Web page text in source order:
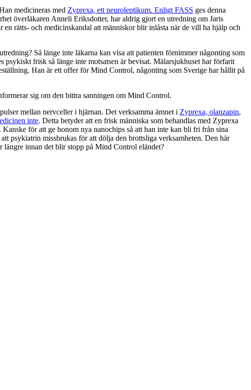
medicineras med Zyprexa, ett neuroleptikum. Enligt FASS ges denna
överläkaren Anneli Eriksdotter, har aldrig gjort en utredning om Jaris
rätts- och medicinskandal att människor blir inlåsta när de vill ha hjälp och
Så länge inte läkarna kan visa att patienten förnimmer någonting som
psykiskt frisk så länge inte motsatsen är bevisat. Mälarsjukhuset har förfarit
Han är ett offer för Mind Control, någonting som Sverige har hållit på
sig om den bittra sanningen om Mind Control.
mellan nervceller i hjärnan. Det verksamma ämnet i Zyprexa, olanzapin,
inte. Detta betyder att en frisk människa som behandlas med Zyprexa
för att ge honom nya nanochips så att han inte kan bli fri från sina
psykiatrin missbrukas för att dölja den brottsliga verksamheten. Den här
längre innan det blir stopp på Mind Control eländet?